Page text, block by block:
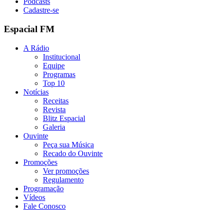
Cadastre-se
Espacial FM
A Rádio
Institucional
Equipe
Programas
Top 10
Notícias
Receitas
Revista
Blitz Espacial
Galeria
Ouvinte
Peça sua Música
Recado do Ouvinte
Promoções
Ver promoções
Regulamento
Programação
Vídeos
Fale Conosco